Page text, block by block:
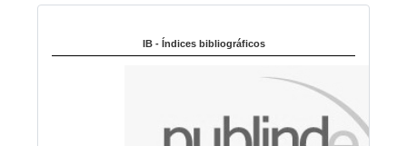
m
IB - Índices bibliográficos